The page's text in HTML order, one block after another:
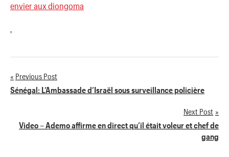
envier aux diongoma
'
Navigation
l’article
Previous Post
Sénégal: L’Ambassade d’Israël sous surveillance policière
Next Post
Video – Ademo affirme en direct qu’il était voleur et chef de
gang